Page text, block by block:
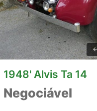
1948' Alvis Ta 14
Negociável